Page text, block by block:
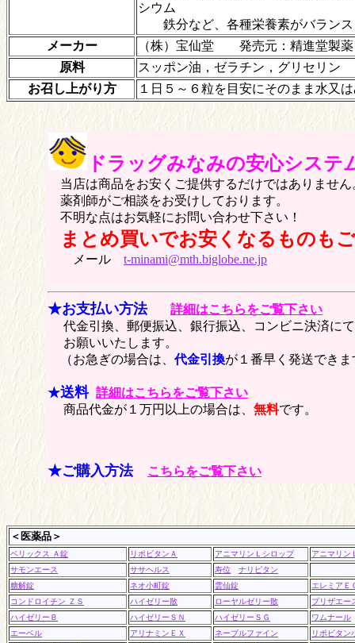
シウム
鉄分など、各種栄養素がバランス
メーカー
（株）宝仙堂 発売元：精進堂製薬
原料
スッポン油，ゼラチン，グリセリン
お召し上がり方
１日５～６粒を目安にそのまま水又
ドラッグみなみの安心システ
当店は商品をお安くご提供するだけではありません
薬剤師がご相談をお受けしております。
不明な点はお気軽にお問い合わせ下さい！
まとめ買いでお安くなるものも
メール t-minami@mth.biglobe.ne.jp
★お支払い方法
詳細はこちらをご覧下さい
代金引換、郵便振込、銀行振込、コンビニ決済にて
お願いいたします。
（お急ぎの場合は、代金引換が１番早く発送できま
★送料 詳細はこちらをご覧下さい
商品代金が１万円以上の場合は、 無料です。
★ご購入方法 こちらをご覧下さい
＜医薬品＞
ベリックス Ａ錠 リポビタンＡ アニマリンＬシロップ
アニマリン
サモンエース
ササヘルス 寿位
ナリピタン
糖解錠
ネオ小町錠 雲仙錠
エレミアＥ
コンドロイチン ＺＳ
ハイゼリー散 ローヤルゼリー散
プリザエー
ハイゼリーＢ
ハイゼリーＳＮ ハイゼリーＳＧ
ワムナール
エーベル
アリナミンＥＸ ネーブルファイン
リポビタン